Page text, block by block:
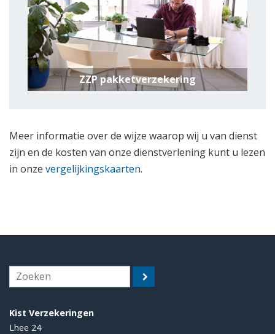
ZZP pakketverzekering
Meer informatie over de wijze waarop wij u van dienst
zijn en de kosten van onze dienstverlening kunt u lezen
in onze vergelijkingskaarten.
Kist Verzekeringen
Lhee 24